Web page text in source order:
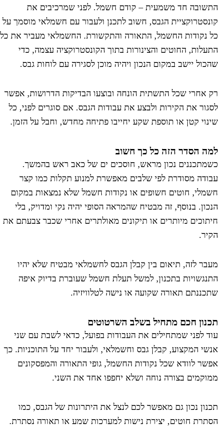
חד משמעית – קודם חשמל. לפני שמרכיבים את
הגבס, חשוב לתכנן ולעבור עם חשמלאי מוסמך על
נקודות החשמל, התאורה והתקשורת. החשמלאי מעביר את כל
החוטים והצינורות בתוך הקונסטרוקציה עצמה, כדי
יישב במקום הנכון ויהיה מוכן לסגירה עם לוחות גבס.
אחרי שכל התשתית הונחה ובוצעו הבדיקות הדרושות, אפשר
את הקירות ולבצע את עבודות הגבס. אם סוגרים לפני, כל
קטן או תוספת שקע יחייבו פתיחה מחדש, וחבל על הזמן.
הסדר הזה כל כך חשוב
נכון מראש, חוסכים ים של כאב ראש בהמשך.
מסודרת לפי שלבים מאפשרת למנוע תקלות כמו קצר
חוטים חשופים או נקודות חשמל שלא נמצאות במקום
בנוסף, זה מבטיח שהמראה הסופי יהיה נקי ומדויק, בלי
מיותרים או תיקונים מאולתרים אחרי שכבר צבעתם את
לזה, תיאום בין קבלן הגבס לחשמלאי מבטיח שלא יהיו
בתכנון, למשל תעלת חשמל שעוברת בדיוק איפה
תאורה שקועה או נישה לטלוויזיה.
חכם מתחיל בשלב השרטוטים
לפני שמתחילים את העבודות בפועל, כדאי לשבת עם שני
המקצוע, קבלן גבס וחשמלאי, ולעבור יחד על התוכניות. כך
לוודא שכל נקודות החשמל, גופי התאורה והמפסקונים
בצורה נוחה ושלא יחפפו אחד את השני.
נכון גם מאפשר לכם לנצל את היתרונות של הגבס, כמו
חוטים, יצירת נישות למערכות שמע או תאורה נסתרת.